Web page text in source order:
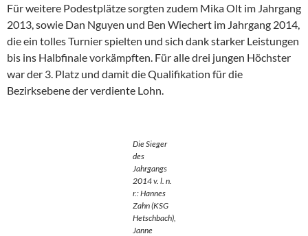
Für weitere Podestplätze sorgten zudem Mika Olt im Jahrgang
2013, sowie Dan Nguyen und Ben Wiechert im Jahrgang 2014,
die ein tolles Turnier spielten und sich dank starker Leistungen
bis ins Halbfinale vorkämpften. Für alle drei jungen Höchster
war der 3. Platz und damit die Qualifikation für die
Bezirksebene der verdiente Lohn.
Die Sieger
des
Jahrgangs
2014 v. l. n.
r.: Hannes
Zahn (KSG
Hetschbach),
Janne